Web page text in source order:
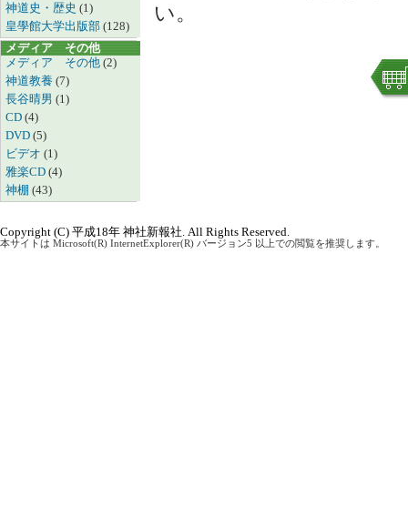
神道史・歴史 (1)
皇學館大学出版部 (128)
メディア その他
メディア その他 (2)
神道教養 (7)
長谷晴男 (1)
CD (4)
DVD (5)
ビデオ (1)
雅楽CD (4)
神棚 (43)
い。
Copyright (C) 平成18年 神社新報社. All Rights Reserved.
本サイトは Microsoft(R) InternetExplorer(R) バージョン5 以上での閲覧を推奨します。